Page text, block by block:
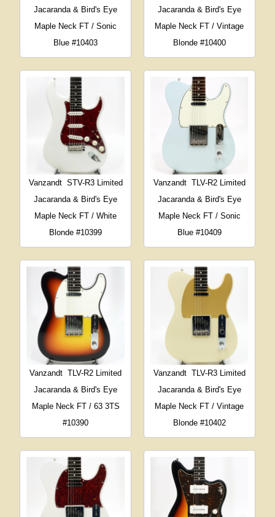
Jacaranda & Bird's Eye
Maple Neck FT / Sonic
Blue #10403
Jacaranda & Bird's Eye
Maple Neck FT / Vintage
Blonde #10400
Vanzandt STV-R3 Limited
Jacaranda & Bird's Eye
Maple Neck FT / White
Blonde #10399
Vanzandt TLV-R2 Limited
Jacaranda & Bird's Eye
Maple Neck FT / Sonic
Blue #10409
Vanzandt TLV-R2 Limited
Jacaranda & Bird's Eye
Maple Neck FT / 63 3TS
#10390
Vanzandt TLV-R3 Limited
Jacaranda & Bird's Eye
Maple Neck FT / Vintage
Blonde #10402